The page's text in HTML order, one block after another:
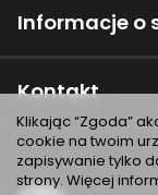
Informacje o
Kontakt
Klikając “Zgoda”
cookie na twoim
zapisywanie tylko
strony. Więcej